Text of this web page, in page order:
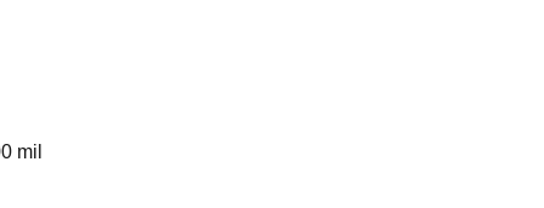
mil